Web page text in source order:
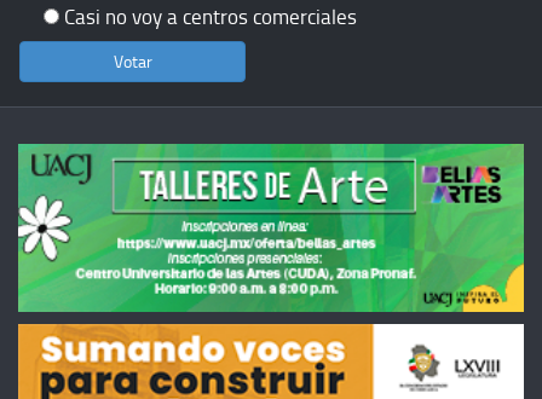
Casi no voy a centros comerciales